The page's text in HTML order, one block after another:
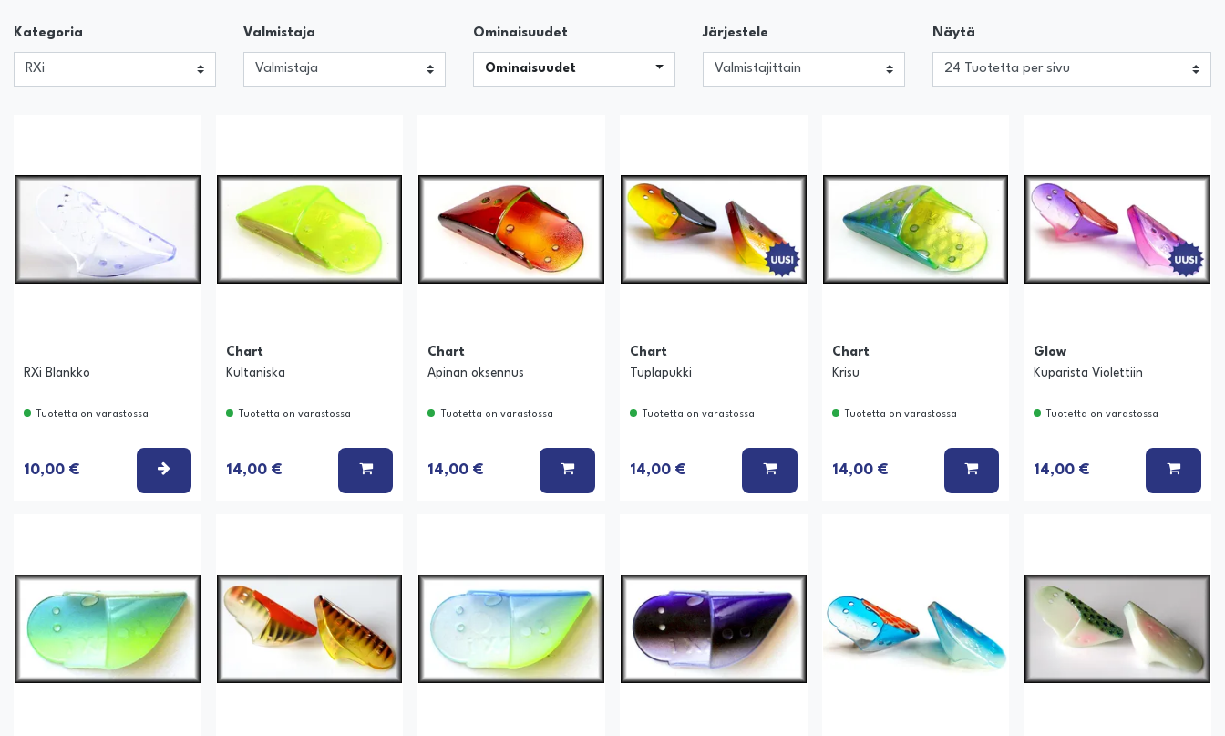
Kategoria Valmistaja Ominaisuudet
Ominaisuudet
Järjestele Näytä
RXi Blankko
Tuotetta on varastossa
10,00 € VALITSE VAIHTOEHTO
Chart
Kultaniska
Tuotetta on varastossa
14,00 € LISÄÄ KORIIN
Chart
Apinan oksennus
Tuotetta on varastossa
14,00 € LISÄÄ KORIIN
Chart
Tuplapukki
Tuotetta on varastossa
14,00 € LISÄÄ KORIIN
Chart
Krisu
Tuotetta on varastossa
14,00 € LISÄÄ KORIIN
Glow
Kuparista Violettiin
Tuotetta on varastossa
14,00 € LISÄÄ